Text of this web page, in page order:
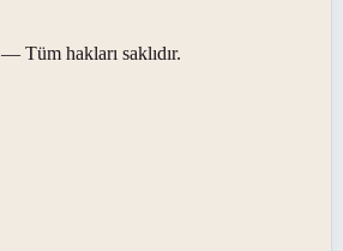
— Tüm hakları saklıdır.